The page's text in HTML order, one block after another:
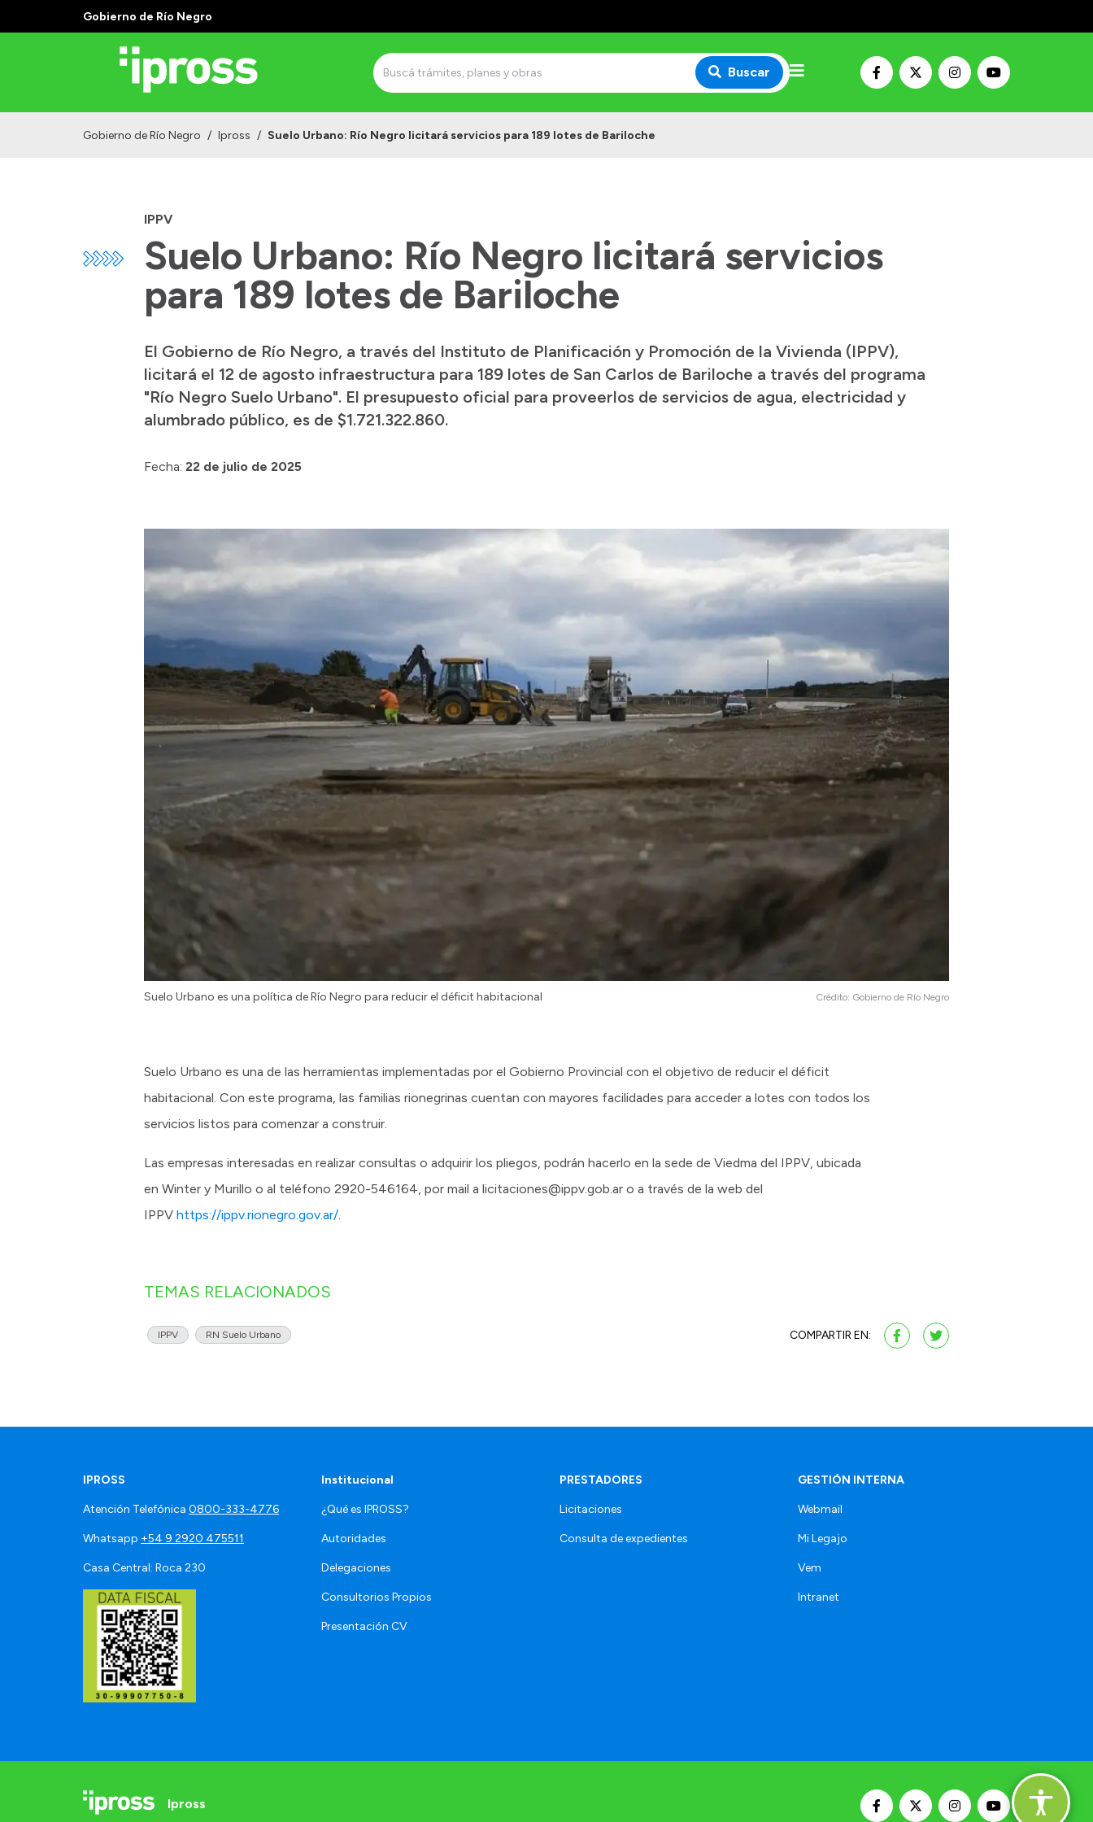
Gobierno de Río Negro
Buscar
Gobierno de Río Negro / Ipross / Suelo Urbano: Río Negro licitará servicios para 189 lotes de Bariloche
IPPV
Suelo Urbano: Río Negro licitará servicios
para 189 lotes de Bariloche
El Gobierno de Río Negro, a través del Instituto de Planificación y Promoción de la Vivienda (IPPV),
licitará el 12 de agosto infraestructura para 189 lotes de San Carlos de Bariloche a través del programa
"Río Negro Suelo Urbano". El presupuesto oficial para proveerlos de servicios de agua, electricidad y
alumbrado público, es de $1.721.322.860.
Fecha: 22 de julio de 2025
Suelo Urbano es una política de Río Negro para reducir el déficit habitacional Crédito: Gobierno de Río Negro
Suelo Urbano es una de las herramientas implementadas por el Gobierno Provincial con el objetivo de reducir el déficit
habitacional. Con este programa, las familias rionegrinas cuentan con mayores facilidades para acceder a lotes con todos los
servicios listos para comenzar a construir.
Las empresas interesadas en realizar consultas o adquirir los pliegos, podrán hacerlo en la sede de Viedma del IPPV, ubicada
en Winter y Murillo o al teléfono 2920-546164, por mail a licitaciones@ippv.gob.ar o a través de la web del
IPPV https://ippv.rionegro.gov.ar/.
TEMAS RELACIONADOS
IPPV RN Suelo Urbano COMPARTIR EN:
IPROSS
Atención Telefónica 0800-333-4776
Whatsapp +54 9 2920 475511
Casa Central: Roca 230
Institucional
¿Qué es IPROSS?
Autoridades
Delegaciones
Consultorios Propios
Presentación CV
PRESTADORES
Licitaciones
Consulta de expedientes
GESTIÓN INTERNA
Webmail
Mi Legajo
Vem
Intranet
Ipross